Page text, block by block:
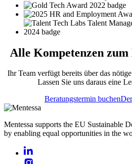
Alle Kompetenzen zum
Ihr Team verfügt bereits über das
Lassen Sie uns daraus eine
Beratungstermin buchen
Mentessa supports the EU Sustainable
by enabling equal opportunities in the